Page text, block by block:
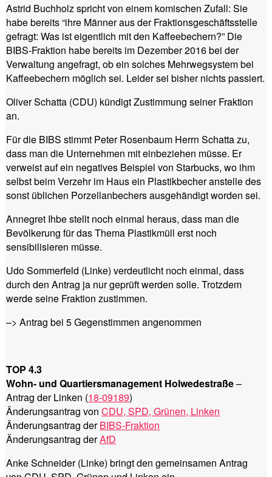
Astrid Buchholz spricht von einem komischen Zufall: Sie
habe bereits “ihre Männer aus der Fraktionsgeschäftsstelle
gefragt: Was ist eigentlich mit den Kaffeebechern?” Die
BIBS-Fraktion habe bereits im Dezember 2016 bei der
Verwaltung angefragt, ob ein solches Mehrwegsystem bei
Kaffeebechern möglich sei. Leider sei bisher nichts passiert.
Oliver Schatta (CDU) kündigt Zustimmung seiner Fraktion
an.
Für die BIBS stimmt Peter Rosenbaum Herrn Schatta zu,
dass man die Unternehmen mit einbeziehen müsse. Er
verweist auf ein negatives Beispiel von Starbucks, wo ihm
selbst beim Verzehr im Haus ein Plastikbecher anstelle des
sonst üblichen Porzellanbechers ausgehändigt worden sei.
Annegret Ihbe stellt noch einmal heraus, dass man die
Bevölkerung für das Thema Plastikmüll erst noch
sensibilisieren müsse.
Udo Sommerfeld (Linke) verdeutlicht noch einmal, dass
durch den Antrag ja nur geprüft werden solle. Trotzdem
werde seine Fraktion zustimmen.
–> Antrag bei 5 Gegenstimmen angenommen
TOP 4.3
Wohn- und Quartiersmanagement Holwedestraße–
Antrag der Linken (18-09189)
Änderungsantrag vonCDU, SPD, Grünen, Linken
Änderungsantrag derBIBS-Fraktion
Änderungsantrag derAfD
Anke Schneider (Linke) bringt den gemeinsamen Antrag